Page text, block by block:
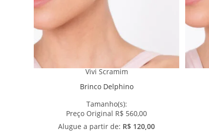
Vivi Scramim
Brinco Delphino
Tamanho(s):
Preço Original R$ 560,00
Alugue a partir de: R$ 120,00